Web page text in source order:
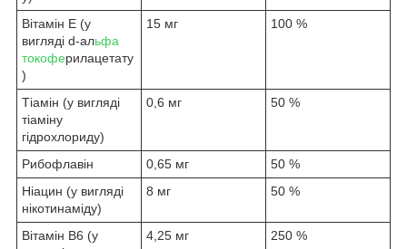
Вітамін E (у
вигляді d-альфа
токоферилацетату
)
15 мг 100 %
Тіамін (у вигляді
тіаміну
гідрохлориду)
0,6 мг 50 %
Рибофлавін 0,65 мг
50 %
Ніацин (у вигляді
нікотинаміду)
8 мг 50 %
Вітамін B6 (у
4,25 мг 250 %